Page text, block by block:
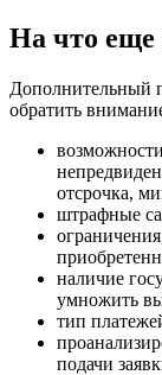
На что еще
Дополнительный
обратить
отсрочка,
штрафные
наличие
умножить
тип
подачи